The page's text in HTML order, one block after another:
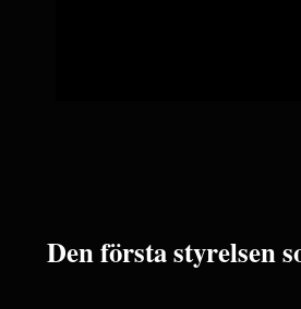
Den första styrelsen